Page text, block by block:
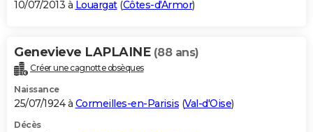
10/07/2013 à Louargat(Côtes-d'Armor)
Genevieve LAPLAINE (88 ans)
Créer une cagnotte obsèques
Naissance
25/07/1924 à Cormeilles-en-Parisis (Val-d'Oise)
Décès